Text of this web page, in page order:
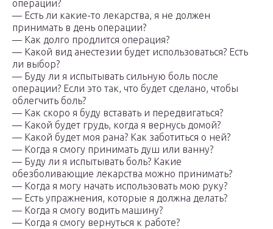
операции?
— Есть ли какие-то лекарства, я не должен
принимать в день операции?
— Как долго продлится операция?
— Какой вид анестезии будет использоваться? Есть
ли выбор?
— Буду ли я испытывать сильную боль после
операции? Если это так, что будет сделано, чтобы
облегчить боль?
— Как скоро я буду вставать и передвигаться?
— Какой будет грудь, когда я вернусь домой?
— Какой будет моя рана? Как заботиться о ней?
— Когда я смогу принимать душ или ванну?
— Буду ли я испытывать боль? Какие
обезболивающие лекарства можно принимать?
— Когда я могу начать использовать мою руку?
— Есть упражнения, которые я должна делать?
— Когда я смогу водить машину?
— Когда я смогу вернуться к работе?